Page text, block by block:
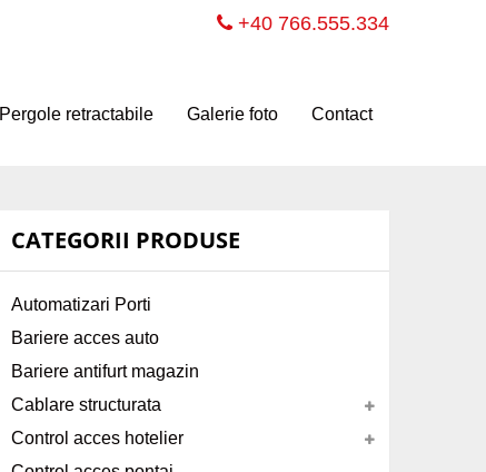
+40 766.555.334
Pergole retractabile Galerie foto Contact
CATEGORII PRODUSE
Automatizari Porti
Bariere acces auto
Bariere antifurt magazin
Cablare structurata
Control acces hotelier